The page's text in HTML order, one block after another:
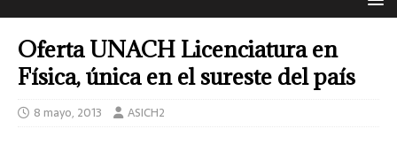
Oferta UNACH Licenciatura en
Física, única en el sureste del país
8 mayo, 2013 ASICH2